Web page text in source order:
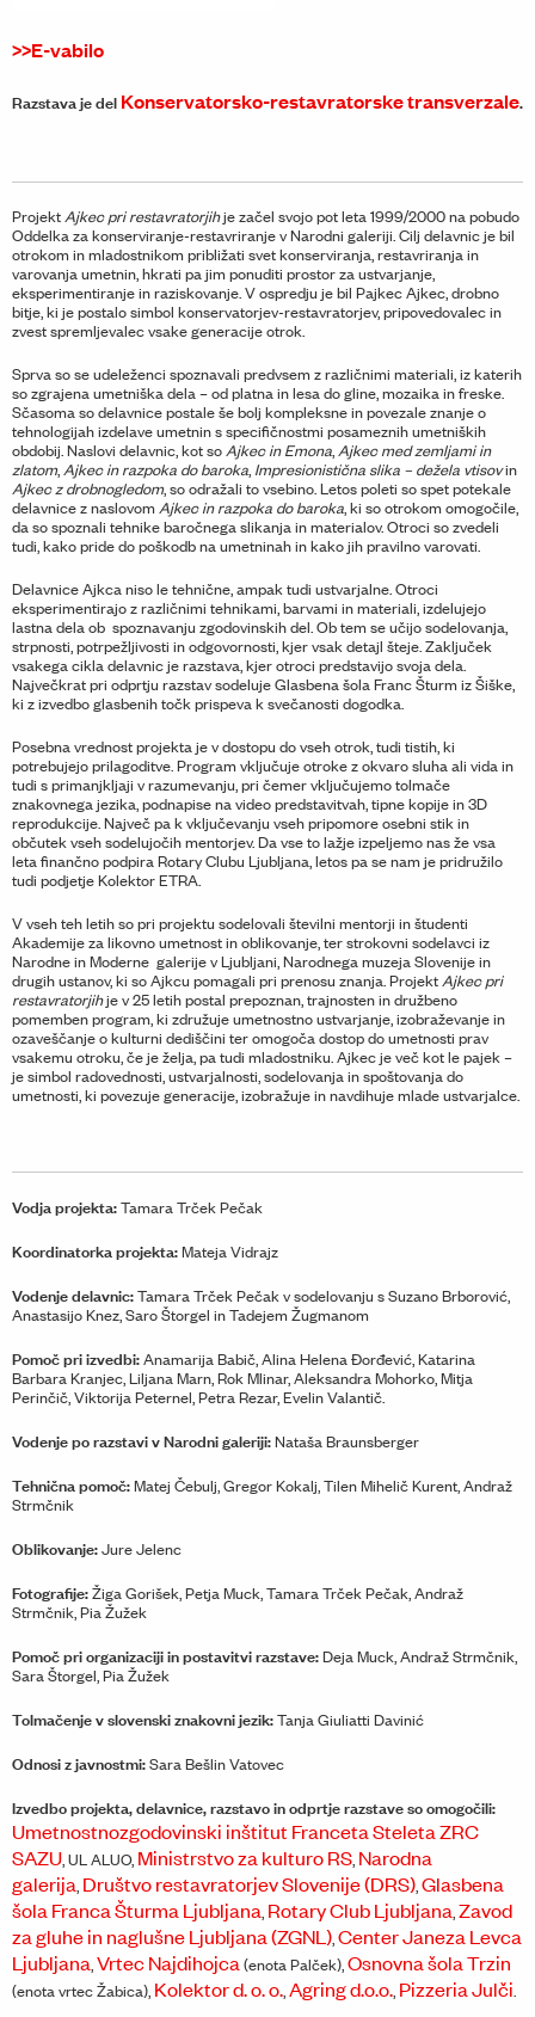
>>E-vabilo
Razstava je del Konservatorsko-restavratorske transverzale.
ProjektAjkec pri restavratorjihje začel svojo pot leta 1999/2000 na pobudo
Oddelka za konserviranje-restavriranje v Narodni galeriji. Cilj delavnic je bil
otrokom in mladostnikom približati svet konserviranja, restavriranja in
varovanja umetnin, hkrati pa jim ponuditi prostor za ustvarjanje,
eksperimentiranje in raziskovanje. V ospredju je bil Pajkec Ajkec, drobno
bitje, ki je postalo simbol konservatorjev-restavratorjev, pripovedovalec in
zvest spremljevalec vsake generacije otrok.
Sprva so se udeleženci spoznavali predvsem z različnimi materiali, iz katerih
so zgrajena umetniška dela – od platna in lesa do gline, mozaika in freske.
Sčasoma so delavnice postale še bolj kompleksne in povezale znanje o
tehnologijah izdelave umetnin s specifičnostmi posameznih umetniških
obdobij. Naslovi delavnic, kot soAjkec in Emona,Ajkec med zemljami in
zlatom,Ajkec in razpoka do baroka, Impresionistična slika – dežela vtisovin
Ajkec z drobnogledom, so odražali to vsebino. Letos poleti so spet potekale
delavnice z naslovomAjkec in razpoka do baroka, ki so otrokom omogočile,
da so spoznali tehnike baročnega slikanja in materialov. Otroci so zvedeli
tudi, kako pride do poškodb na umetninah in kako jih pravilno varovati.
Delavnice Ajkca niso le tehnične, ampak tudi ustvarjalne. Otroci
eksperimentirajo z različnimi tehnikami, barvami in materiali, izdelujejo
lastna dela ob spoznavanju zgodovinskih del. Ob tem se učijo sodelovanja,
strpnosti, potrpežljivosti in odgovornosti, kjer vsak detajl šteje. Zaključek
vsakega cikla delavnic je razstava, kjer otroci predstavijo svoja dela.
Največkrat pri odprtju razstav sodeluje Glasbena šola Franc Šturm iz Šiške,
ki z izvedbo glasbenih točk prispeva k svečanosti dogodka.
Posebna vrednost projekta je v dostopu do vseh otrok, tudi tistih, ki
potrebujejo prilagoditve. Program vključuje otroke z okvaro sluha ali vida in
tudi s primanjkljaji v razumevanju, pri čemer vključujemo tolmače
znakovnega jezika, podnapise na video predstavitvah, tipne kopije in 3D
reprodukcije. Največ pa k vključevanju vseh pripomore osebni stik in
občutek vseh sodelujočih mentorjev. Da vse to lažje izpeljemo nas že vsa
leta finančno podpira Rotary Clubu Ljubljana, letos pa se nam je pridružilo
tudi podjetje Kolektor ETRA.
V vseh teh letih so pri projektu sodelovali številni mentorji in študenti
Akademije za likovno umetnost in oblikovanje, ter strokovni sodelavci iz
Narodne in Moderne galerije v Ljubljani, Narodnega muzeja Slovenije in
drugih ustanov, ki so Ajkcu pomagali pri prenosu znanja. ProjektAjkec pri
restavratorjihje v 25 letih postal prepoznan, trajnosten in družbeno
pomemben program, ki združuje umetnostno ustvarjanje, izobraževanje in
ozaveščanje o kulturni dediščini ter omogoča dostop do umetnosti prav
vsakemu otroku, če je želja, pa tudi mladostniku. Ajkec je več kot le pajek –
je simbol radovednosti, ustvarjalnosti, sodelovanja in spoštovanja do
umetnosti, ki povezuje generacije, izobražuje in navdihuje mlade ustvarjalce.
Vodja projekta:Tamara Trček Pečak
Koordinatorka projekta:Mateja Vidrajz
Vodenje delavnic:Tamara Trček Pečak v sodelovanju s Suzano Brborović,
Anastasijo Knez, Saro Štorgel in Tadejem Žugmanom
Pomoč pri izvedbi:Anamarija Babič, Alina Helena Đorđević, Katarina
Barbara Kranjec, Liljana Marn, Rok Mlinar, Aleksandra Mohorko, Mitja
Perinčič, Viktorija Peternel, Petra Rezar, Evelin Valantič.
Vodenje po razstavi v Narodni galeriji:Nataša Braunsberger
Tehnična pomoč:Matej Čebulj, Gregor Kokalj, Tilen Mihelič Kurent, Andraž
Strmčnik
Oblikovanje:Jure Jelenc
Fotografije:Žiga Gorišek, Petja Muck, Tamara Trček Pečak, Andraž
Strmčnik, Pia Žužek
Pomoč pri organizaciji in postavitvi razstave:Deja Muck, Andraž Strmčnik,
Sara Štorgel, Pia Žužek
Tolmačenje v slovenski znakovni jezik:Tanja Giuliatti Davinić
Odnosi z javnostmi:Sara Bešlin Vatovec
Izvedbo projekta, delavnice, razstavo in odprtje razstave so omogočili:
Umetnostnozgodovinski inštitut Franceta Steleta ZRC
SAZU, UL ALUO, Ministrstvo za kulturo RS, Narodna
galerija, Društvo restavratorjev Slovenije (DRS),Glasbena
šola Franca Šturma Ljubljana, Rotary Club Ljubljana,Zavod
za gluhe in naglušne Ljubljana (ZGNL),Center Janeza Levca
Ljubljana,Vrtec Najdihojca(enota Palček),Osnovna šola Trzin
(enota vrtec Žabica), Kolektor d. o. o.,Agring d.o.o., Pizzeria Julči.